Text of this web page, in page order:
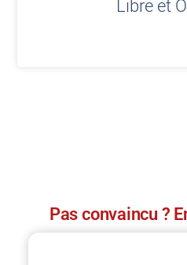
Libre et
Pas convaincu ?